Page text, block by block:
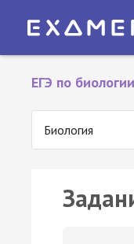
ЕГЭ по
Биология